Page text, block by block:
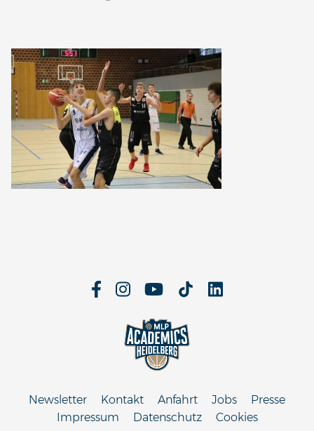
Newsletter Kontakt Anfahrt Jobs
Presse
Impressum
Datenschutz Cookies